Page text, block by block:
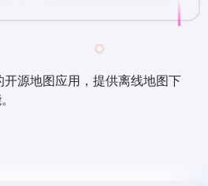
开源地图应用，提供离线地图下